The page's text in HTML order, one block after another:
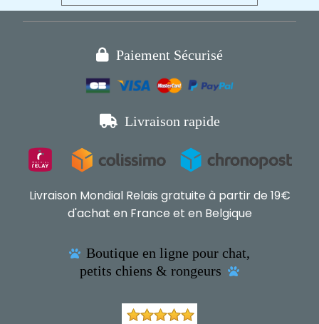
 Paiement Sécurisé
 Livraison rapide
Livraison Mondial Relais gratuite à partir de 19€
d'achat en France et en Belgique
 Boutique en ligne pour chat,
petits chiens & rongeurs
